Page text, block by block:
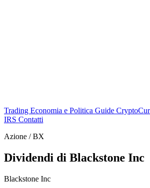
Trading Economia e Politica Guide
IRS Contatti
Azione / BX
Dividendi di Blackstone Inc
Blackstone Inc